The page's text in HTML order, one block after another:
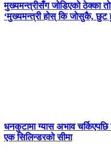
मुख्यमन्त्रीसँग जोडिएको ठेक्का
‘मुख्यमन्त्री होस् कि जोसुकै, छुट
धनकुटामा ग्यास अभाव
एक सिलिन्डरको सीमा